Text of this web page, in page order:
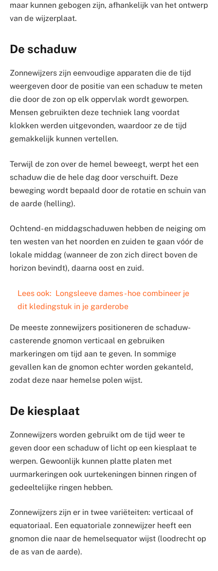
maar kunnen gebogen zijn, afhankelijk van het ontwerp
van de wijzerplaat.
De schaduw
Zonnewijzers zijn eenvoudige apparaten die de tijd
weergeven door de positie van een schaduw te meten
die door de zon op elk oppervlak wordt geworpen.
Mensen gebruikten deze techniek lang voordat
klokken werden uitgevonden, waardoor ze de tijd
gemakkelijk kunnen vertellen.
Terwijl de zon over de hemel beweegt, werpt het een
schaduw die de hele dag door verschuift. Deze
beweging wordt bepaald door de rotatie en schuin van
de aarde (helling).
Ochtend- en middagschaduwen hebben de neiging om
ten westen van het noorden en zuiden te gaan vóór de
lokale middag (wanneer de zon zich direct boven de
horizon bevindt), daarna oost en zuid.
Lees ook: Longsleeve dames - hoe combineer je
dit kledingstuk in je garderobe
De meeste zonnewijzers positioneren de schaduw-
casterende gnomon verticaal en gebruiken
markeringen om tijd aan te geven. In sommige
gevallen kan de gnomon echter worden gekanteld,
zodat deze naar hemelse polen wijst.
De kiesplaat
Zonnewijzers worden gebruikt om de tijd weer te
geven door een schaduw of licht op een kiesplaat te
werpen. Gewoonlijk kunnen platte platen met
uurmarkeringen ook uurtekeningen binnen ringen of
gedeeltelijke ringen hebben.
Zonnewijzers zijn er in twee variëteiten: verticaal of
equatoriaal. Een equatoriale zonnewijzer heeft een
gnomon die naar de hemelsequator wijst (loodrecht op
de as van de aarde).